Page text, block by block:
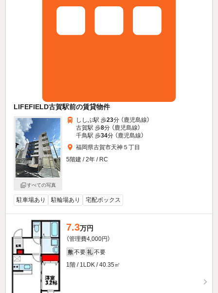
LIFEFIELD古賀駅前の賃貸物件
すべての写真
ししぶ駅 歩23分 （鹿児島線）
古賀駅 歩8分 （鹿児島線）
千鳥駅 歩34分 （鹿児島線）
福岡県古賀市天神５丁目
5階建 / 2年 / RC
駐車場あり 駐輪場あり 宅配ボックス
7.3万円
（管理費4,000円）
敷 不要 礼 不要
1階 / 1LDK / 40.35㎡